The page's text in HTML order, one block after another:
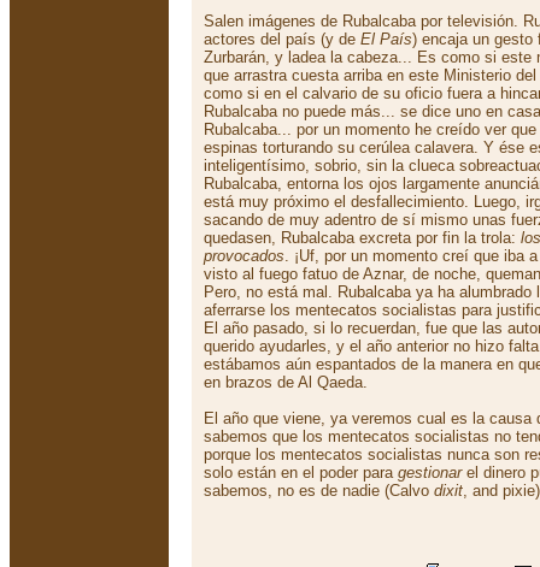
Salen imágenes de Rubalcaba por televisión.
actores del país (y de El País) encaja un gesto
Zurbarán, y ladea la cabeza... Es como si este
que arrastra cuesta arriba en este Ministerio
como si en el calvario de su oficio fuera a
Rubalcaba no puede más... se dice uno en
Rubalcaba... por un momento he creído ver
espinas torturando su cerúlea calavera. Y ése
inteligentísimo, sobrio, sin la clueca
Rubalcaba, entorna los ojos largamente
está muy próximo el desfallecimiento. Luego,
sacando de muy adentro de sí mismo unas
quedasen, Rubalcaba excreta por fin la trola:
provocados. ¡Uf, por un momento creí que iba
visto al fuego fatuo de Aznar, de noche,
Pero, no está mal. Rubalcaba ya ha alumbrado
aferrarse los mentecatos socialistas para
El año pasado, si lo recuerdan, fue que las
querido ayudarles, y el año anterior no hizo
estábamos aún espantados de la manera en
en brazos de Al Qaeda.
El año que viene, ya veremos cual es la causa
sabemos que los mentecatos socialistas no
porque los mentecatos socialistas nunca son
solo están en el poder para gestionarel dinero
sabemos, no es de nadie (Calvo dixit, and